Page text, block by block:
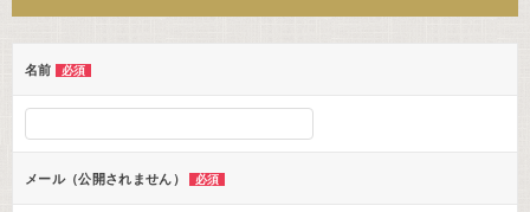
ー
シ
ョ
ン
名前 必須
メール（公開されません） 必須